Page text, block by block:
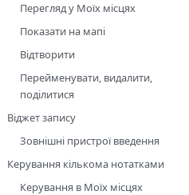
Перегляд у Моїх місцях
Показати на мапі
Відтворити
Перейменувати, видалити,
поділитися
Віджет запису
Зовнішні пристрої введення
Керування кількома нотатками
Керування в Моїх місцях